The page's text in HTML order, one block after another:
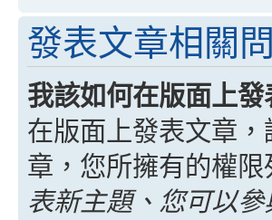
發表文章相關
我該如何在版面上發
在版面上發表文章
章，您所擁有的權
表新主題、您可以